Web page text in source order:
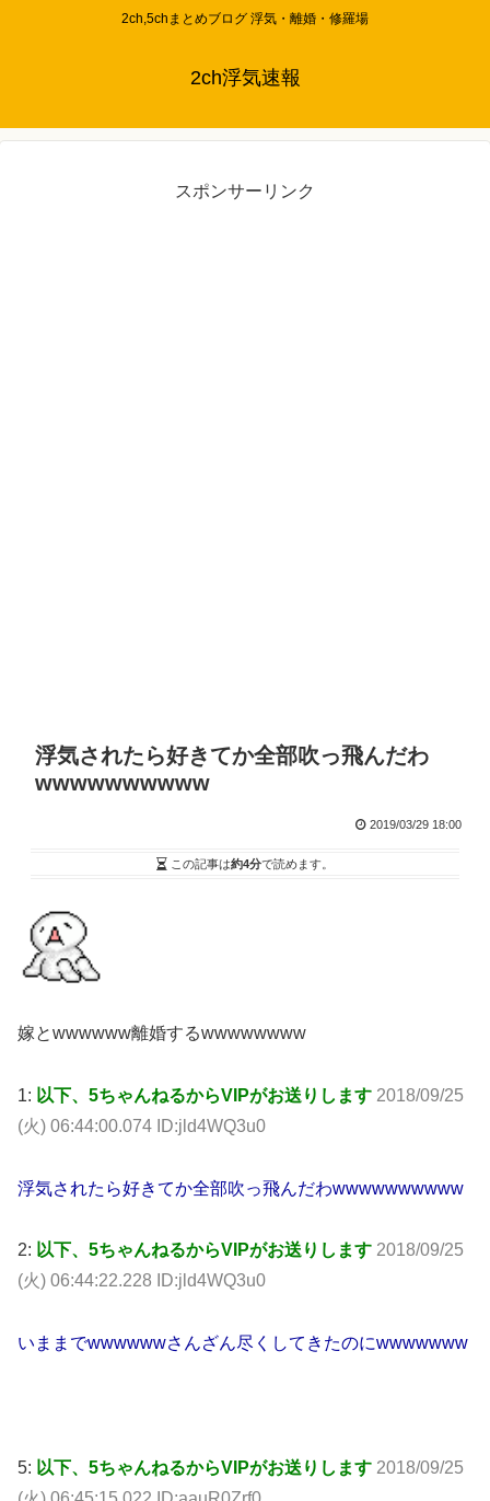
2ch,5chまとめブログ 浮気・離婚・修羅場
2ch浮気速報
スポンサーリンク
浮気されたら好きてか全部吹っ飛んだわ
wwwwwwwwww
2019/03/29 18:00
この記事は約4分で読めます。
嫁とwwwwww離婚するwwwwwwww
1: 以下、5ちゃんねるからVIPがお送りします 2018/09/25
(火) 06:44:00.074 ID:jld4WQ3u0
浮気されたら好きてか全部吹っ飛んだわwwwwwwwwww
2: 以下、5ちゃんねるからVIPがお送りします 2018/09/25
(火) 06:44:22.228 ID:jld4WQ3u0
いままでwwwwwwさんざん尽くしてきたのにwwwwwww
5: 以下、5ちゃんねるからVIPがお送りします 2018/09/25